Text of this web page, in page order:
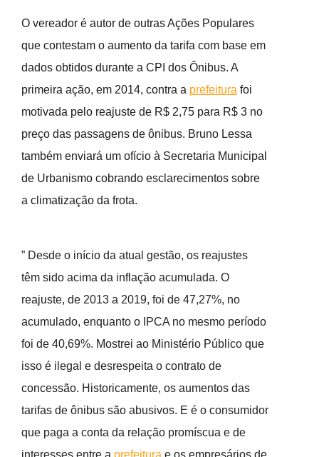
O vereador é autor de outras Ações Populares
que contestam o aumento da tarifa com base em
dados obtidos durante a CPI dos Ônibus. A
primeira ação, em 2014, contra a prefeitura foi
motivada pelo reajuste de R$ 2,75 para R$ 3 no
preço das passagens de ônibus. Bruno Lessa
também enviará um ofício à Secretaria Municipal
de Urbanismo cobrando esclarecimentos sobre
a climatização da frota.
” Desde o início da atual gestão, os reajustes
têm sido acima da inflação acumulada. O
reajuste, de 2013 a 2019, foi de 47,27%, no
acumulado, enquanto o IPCA no mesmo período
foi de 40,69%. Mostrei ao Ministério Público que
isso é ilegal e desrespeita o contrato de
concessão. Historicamente, os aumentos das
tarifas de ônibus são abusivos. E é o consumidor
que paga a conta da relação promíscua e de
interesses entre a prefeitura e os empresários de